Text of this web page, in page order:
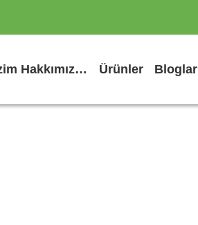
Bizim Hakkımızda Ürünler Bloglar